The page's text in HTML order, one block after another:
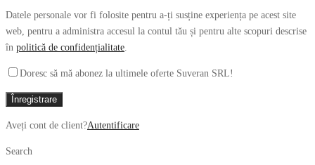
Datele personale vor fi folosite pentru a-ți susține experiența pe acest site
web, pentru a administra accesul la contul tău și pentru alte scopuri descrise
în politică de confidențialitate
Doresc să mă abonez la ultimele oferte Suveran SRL!
Înregistrare
Aveți cont de client?Autentificare
Search